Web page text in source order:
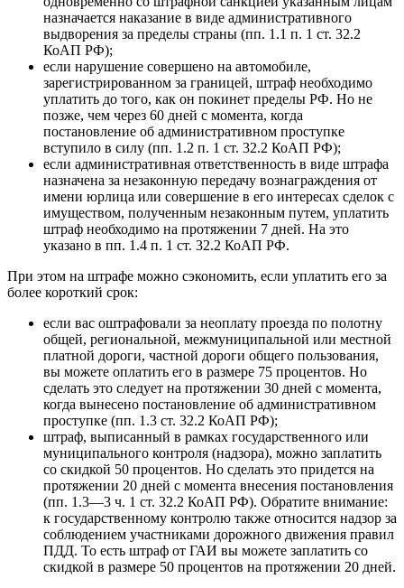
назначается наказание в виде административного
выдворения за пределы страны (пп. 1.1 п. 1 ст. 32.2
КоАП РФ);
если нарушение совершено на автомобиле,
зарегистрированном за границей, штраф необходимо
уплатить до того, как он покинет пределы РФ. Но не
позже, чем через 60 дней с момента, когда
постановление об административном проступке
вступило в силу (пп. 1.2 п. 1 ст. 32.2 КоАП РФ);
если административная ответственность в виде штрафа
назначена за незаконную передачу вознаграждения от
имени юрлица или совершение в его интересах сделок с
имуществом, полученным незаконным путем, уплатить
штраф необходимо на протяжении 7 дней. На это
указано в пп. 1.4 п. 1 ст. 32.2 КоАП РФ.
При этом на штрафе можно сэкономить, если уплатить его за
более короткий срок:
если вас оштрафовали за неоплату проезда по полотну
общей, региональной, межмуниципальной или местной
платной дороги, частной дороги общего пользования,
вы можете оплатить его в размере 75 процентов. Но
сделать это следует на протяжении 30 дней с момента,
когда вынесено постановление об административном
проступке (пп. 1.3 ст. 32.2 КоАП РФ);
штраф, выписанный в рамках государственного или
муниципального контроля (надзора), можно заплатить
со скидкой 50 процентов. Но сделать это придется на
протяжении 20 дней с момента внесения постановления
(пп. 1.3—3 ч. 1 ст. 32.2 КоАП РФ). Обратите внимание:
к государственному контролю также относится надзор за
соблюдением участниками дорожного движения правил
ПДД. То есть штраф от ГАИ вы можете заплатить со
скидкой в размере 50 процентов на протяжении 20 дней.